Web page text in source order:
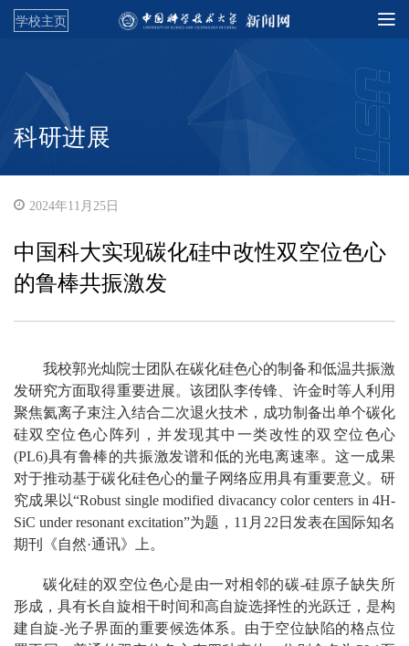
学校主页
科研进展
2024年11月25日
中国科大实现碳化硅中改性双空位色心
的鲁棒共振激发
我校郭光灿院士团队在碳化硅色心的制备和低温共振激
发研究方面取得重要进展。该团队李传锋、许金时等人利用
聚焦氦离子束注入结合二次退火技术，成功制备出单个碳化
硅双空位色心阵列，并发现其中一类改性的双空位色心
(PL6)具有鲁棒的共振激发谱和低的光电离速率。这一成果
对于推动基于碳化硅色心的量子网络应用具有重要意义。研
究成果以“Robust single modified divacancy color centers in 4H-
SiC under resonant excitation”为题，11月22日发表在国际知名
期刊《自然·通讯》上。
碳化硅的双空位色心是由一对相邻的碳-硅原子缺失所
形成，具有长自旋相干时间和高自旋选择性的光跃迁，是构
建自旋-光子界面的重要候选体系。由于空位缺陷的格点位